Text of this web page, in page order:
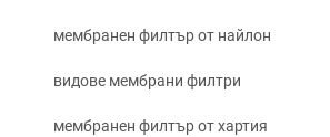
мембранен филтър от найлон
видове мембрани филтри
мембранен филтър от хартия